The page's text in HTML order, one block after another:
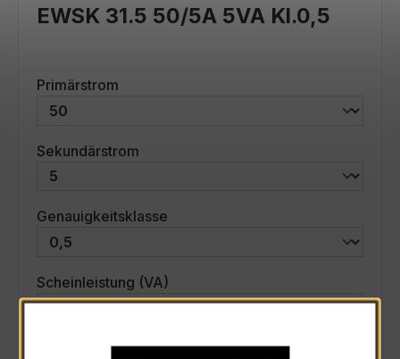
EWSK 31.5 50/5A 5VA Kl.0,5
Primärstrom
Sekundärstrom
Genauigkeitsklasse
Scheinleistung (VA)